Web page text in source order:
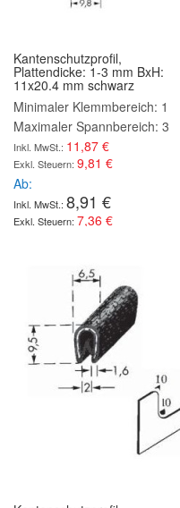
Kantenschutzprofil,
Plattendicke: 1-3 mm BxH:
11x20.4 mm schwarz
Minimaler Klemmbereich: 1
Maximaler Spannbereich: 3
11,87 €
9,81 €
Ab
8,91 €
7,36 €